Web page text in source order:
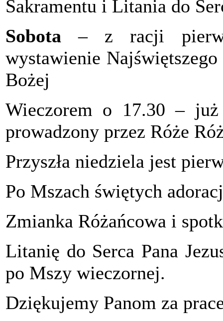
Sakramentu i Litania do
Sobota – z racji
wystawienie
Bożej
Wieczorem o 17.30 –
prowadzony przez Róże
Przyszła niedziela jest
Po Mszach świętych
Zmianka Różańcowa i
Litanię do Serca Pana
po Mszy wieczornej.
Dziękujemy Panom za